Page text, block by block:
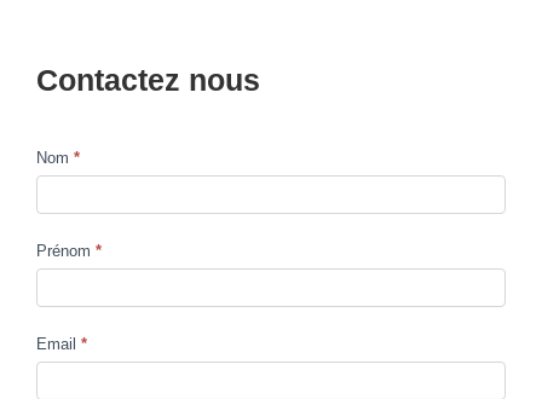
Contactez nous
Contact
Us
Nom *
Prénom *
Email *